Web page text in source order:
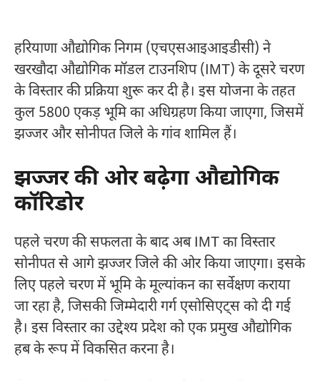
हरियाणा औद्योगिक निगम (एचएसआइआइडीसी) ने
खरखौदा औद्योगिक मॉडल टाउनशिप (IMT) के दूसरे चरण
के विस्तार की प्रक्रिया शुरू कर दी है। इस योजना के तहत
कुल 5800 एकड़ भूमि का अधिग्रहण किया जाएगा, जिसमें
झज्जर और सोनीपत जिले के गांव शामिल हैं।
झज्जर की ओर बढ़ेगा औद्योगिक
कॉरिडोर
पहले चरण की सफलता के बाद अब IMT का विस्तार
सोनीपत से आगे झज्जर जिले की ओर किया जाएगा। इसके
लिए पहले चरण में भूमि के मूल्यांकन का सर्वेक्षण कराया
जा रहा है, जिसकी जिम्मेदारी गर्ग एसोसिएट्स को दी गई
है। इस विस्तार का उद्देश्य प्रदेश को एक प्रमुख औद्योगिक
हब के रूप में विकसित करना है।